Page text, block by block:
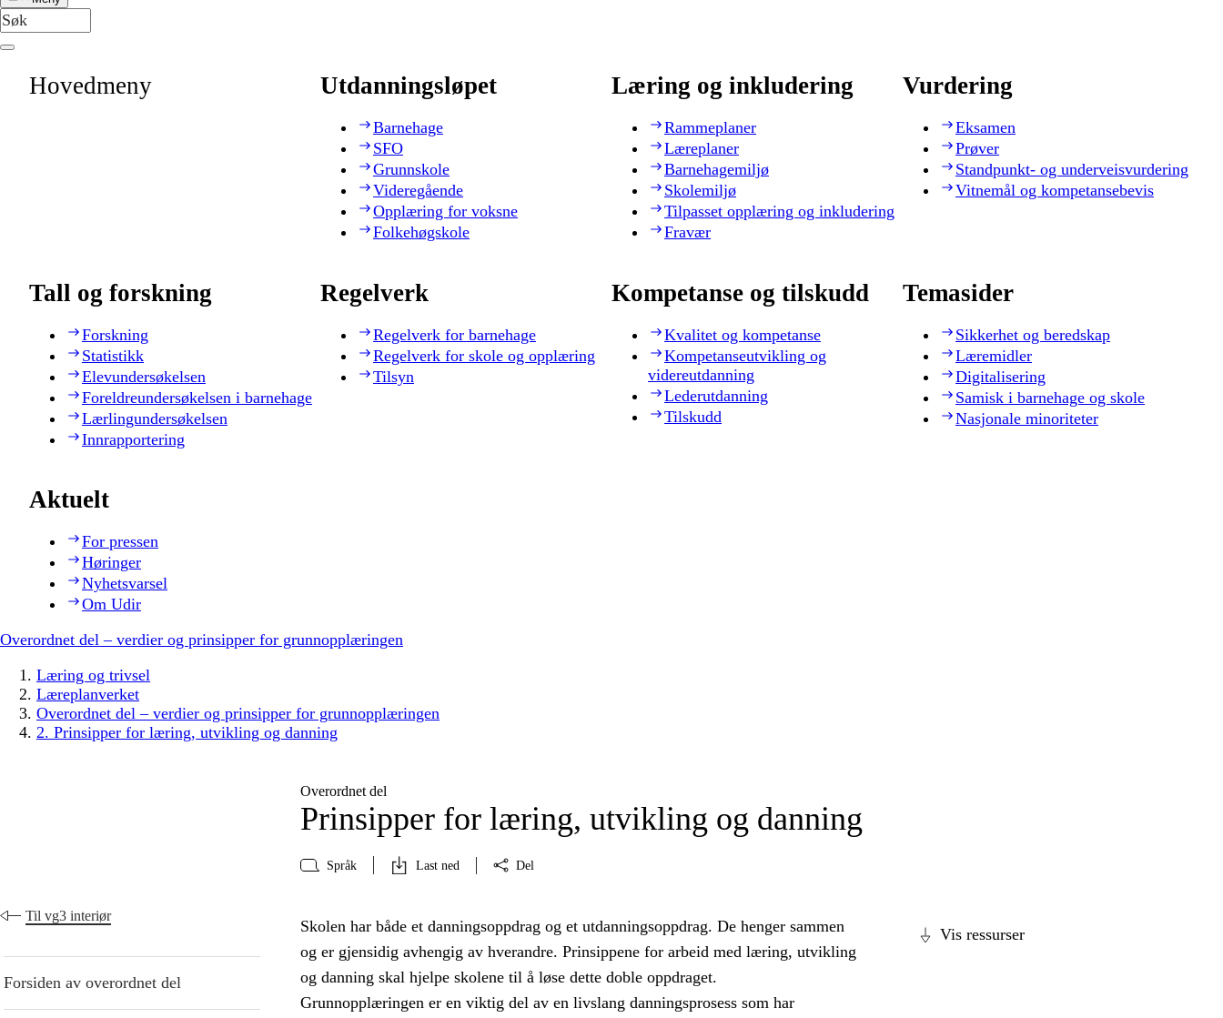
Hovedmeny Utdanningsløpet
Barnehage
SFO
Grunnskole
Videregående
Opplæring for voksne
Folkehøgskole
Læring og inkludering
Rammeplaner
Læreplaner
Barnehagemiljø
Skolemiljø
Tilpasset opplæring og inkludering
Fravær
Vurdering
Eksamen
Prøver
Standpunkt- og underveisvurdering
Vitnemål og kompetansebevis
Tall og forskning
Forskning
Statistikk
Elevundersøkelsen
Foreldreundersøkelsen i barnehage
Lærlingundersøkelsen
Innrapportering
Regelverk
Regelverk for barnehage
Regelverk for skole og opplæring
Tilsyn
Kompetanse og tilskudd
Kvalitet og kompetanse
Kompetanseutvikling og
videreutdanning
Lederutdanning
Tilskudd
Temasider
Sikkerhet og beredskap
Læremidler
Digitalisering
Samisk i barnehage og skole
Nasjonale minoriteter
Aktuelt
For pressen
Høringer
Nyhetsvarsel
Om Udir
Overordnet del – verdier og prinsipper for grunnopplæringen
Læring og trivsel
Læreplanverket
Overordnet del – verdier og prinsipper for grunnopplæringen
2. Prinsipper for læring, utvikling og danning
Overordnet del
Prinsipper for læring, utvikling og danning
Språk Last ned Del
Til vg3 interiør
Forsiden av overordnet del
Vis ressurser
Skolen har både et danningsoppdrag og et utdanningsoppdrag. De henger sammen
og er gjensidig avhengig av hverandre. Prinsippene for arbeid med læring, utvikling
og danning skal hjelpe skolene til å løse dette doble oppdraget.
Grunnopplæringen er en viktig del av en livslang danningsprosess som har